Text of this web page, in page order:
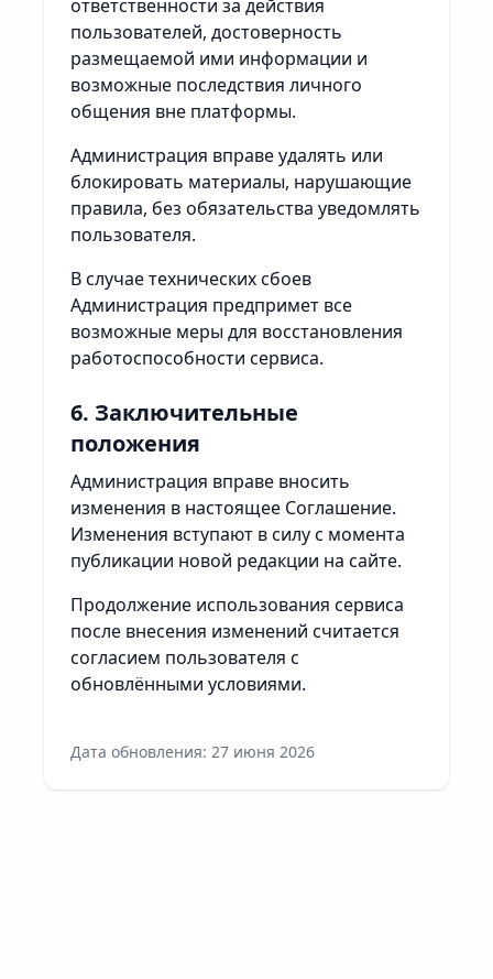
ответственности за действия
пользователей, достоверность
размещаемой ими информации и
возможные последствия личного
общения вне платформы.
Администрация вправе удалять или
блокировать материалы, нарушающие
правила, без обязательства уведомлять
пользователя.
В случае технических сбоев
Администрация предпримет все
возможные меры для восстановления
работоспособности сервиса.
6. Заключительные
положения
Администрация вправе вносить
изменения в настоящее Соглашение.
Изменения вступают в силу с момента
публикации новой редакции на сайте.
Продолжение использования сервиса
после внесения изменений считается
согласием пользователя с
обновлёнными условиями.
Дата обновления: 27 июня 2026